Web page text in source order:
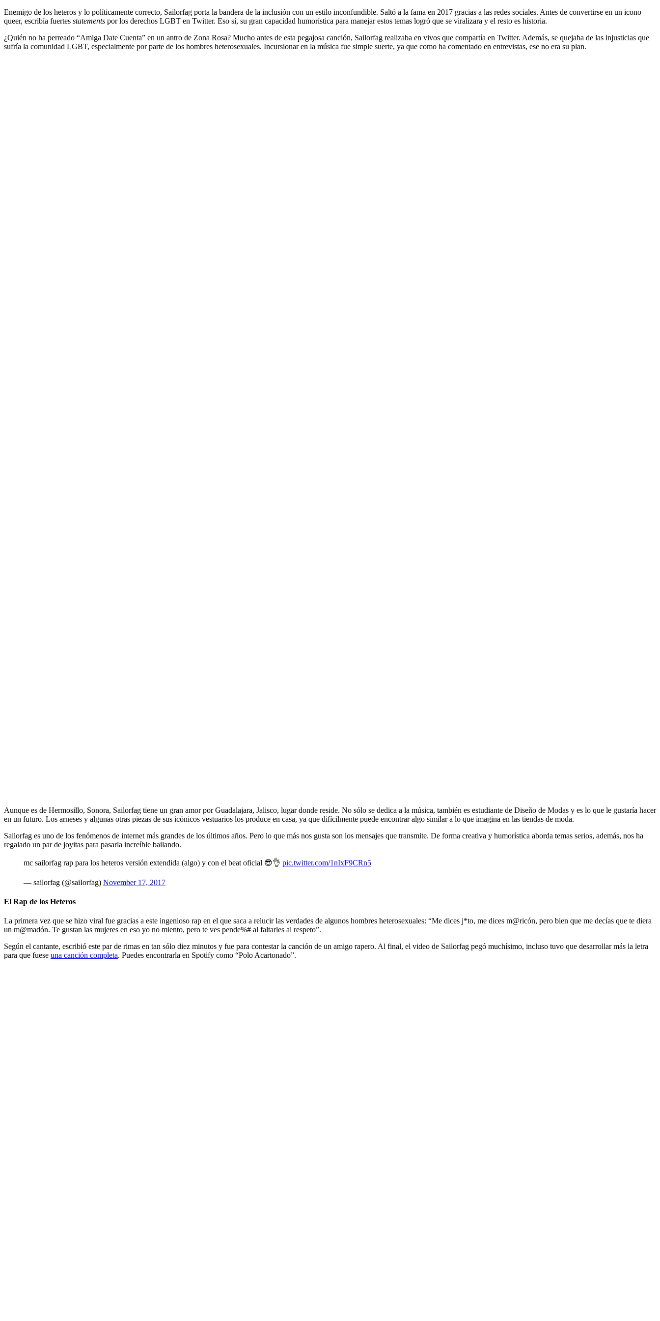
Enemigo de los heteros y lo políticamente correcto, Sailorfag porta la bandera de la inclusión con un estilo inconfundible. Saltó a la fama en 2017 gracias a las redes sociales. Antes de convertirse en un icono
queer, escribía fuertes statements por los derechos LGBT en Twitter. Eso sí, su gran capacidad humorística para manejar estos temas logró que se viralizara y el resto es historia.
¿Quién no ha perreado “Amiga Date Cuenta” en un antro de Zona Rosa? Mucho antes de esta pegajosa canción, Sailorfag realizaba en vivos que compartía en Twitter. Además, se quejaba de las injusticias que
sufría la comunidad LGBT, especialmente por parte de los hombres heterosexuales. Incursionar en la música fue simple suerte, ya que como ha comentado en entrevistas, ese no era su plan.
Aunque es de Hermosillo, Sonora, Sailorfag tiene un gran amor por Guadalajara, Jalisco, lugar donde reside. No sólo se dedica a la música, también es estudiante de Diseño de Modas y es lo que le gustaría hacer
en un futuro. Los arneses y algunas otras piezas de sus icónicos vestuarios los produce en casa, ya que difícilmente puede encontrar algo similar a lo que imagina en las tiendas de moda.
Sailorfag es uno de los fenómenos de internet más grandes de los últimos años. Pero lo que más nos gusta son los mensajes que transmite. De forma creativa y humorística aborda temas serios, además, nos ha
regalado un par de joyitas para pasarla increíble bailando.
mc sailorfag rap para los heteros versión extendida (algo) y con el beat oficial 😎👌 pic.twitter.com/1nIxF9CRn5
— sailorfag (@saiIorfag) November 17, 2017
El Rap de los Heteros
La primera vez que se hizo viral fue gracias a este ingenioso rap en el que saca a relucir las verdades de algunos hombres heterosexuales: “Me dices j*to, me dices m@ricón, pero bien que me decías que te diera
un m@madón. Te gustan las mujeres en eso yo no miento, pero te ves pende%# al faltarles al respeto”.
Según el cantante, escribió este par de rimas en tan sólo diez minutos y fue para contestar la canción de un amigo rapero. Al final, el video de Sailorfag pegó muchísimo, incluso tuvo que desarrollar más la letra
para que fuese una canción completa. Puedes encontrarla en Spotify como “Polo Acartonado”.